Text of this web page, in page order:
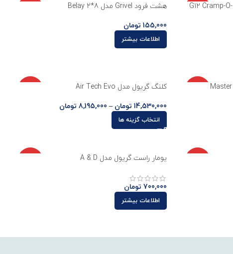
ناموجو
کرامپون تمام اتوماتیک Grivel مدل G12 Cramp-O-
هشت فرود Grivel مدل Belay 2*8
155,000 تومان
اطلاعات بیشتر
کلنگ گریول مدل Air Tech Evo
14,530,000 تومان –
8,195,000 تومان
انتخاب گزینه ها
یومار راست گریول مدل A & D
700,000 تومان
اطلاعات بیشتر